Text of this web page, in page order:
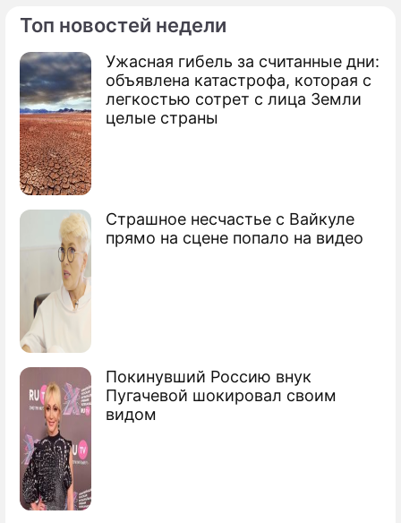
Топ новостей недели
Ужасная гибель за считанные дни:
объявлена катастрофа, которая с
легкостью сотрет с лица Земли
целые страны
Страшное несчастье с Вайкуле
прямо на сцене попало на видео
Покинувший Россию внук
Пугачевой шокировал своим
видом
Фоторепортаж
Слезы, измены, скандалы: громкие
разводы ведущих "Дома-2"